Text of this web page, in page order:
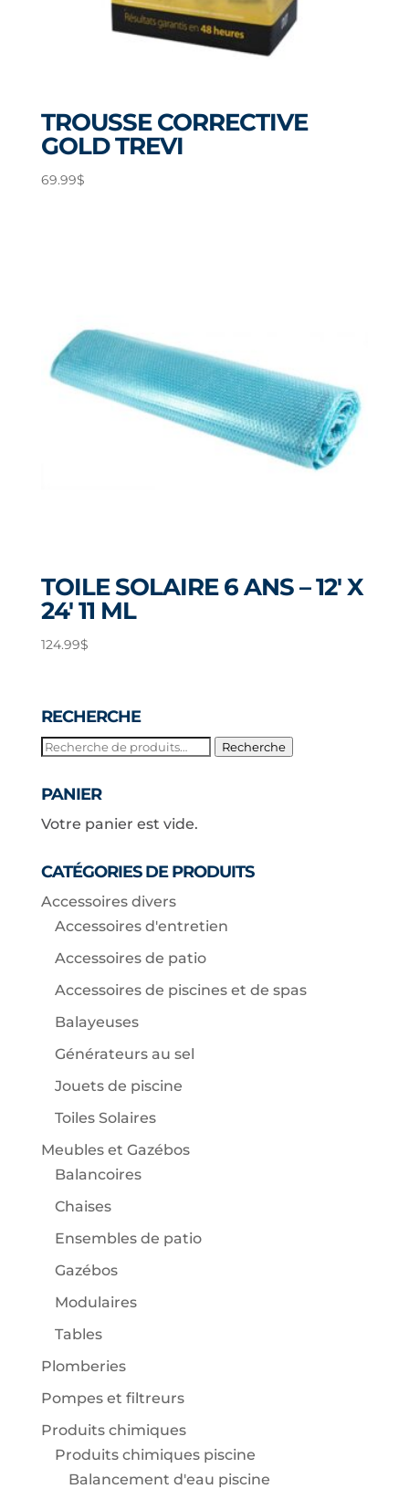
TROUSSE CORRECTIVE
GOLD TREVI
69.99$
TOILE SOLAIRE 6 ANS – 12′ X
24′ 11 ML
124.99$
RECHERCHE
Recherche
Recherche
PANIER
Votre panier est vide.
CATÉGORIES DE PRODUITS
Accessoires divers
Accessoires d'entretien
Accessoires de patio
Accessoires de piscines et de spas
Balayeuses
Générateurs au sel
Jouets de piscine
Toiles Solaires
Meubles et Gazébos
Balancoires
Chaises
Ensembles de patio
Gazébos
Modulaires
Tables
Plomberies
Pompes et filtreurs
Produits chimiques
Produits chimiques piscine
Balancement d'eau piscine